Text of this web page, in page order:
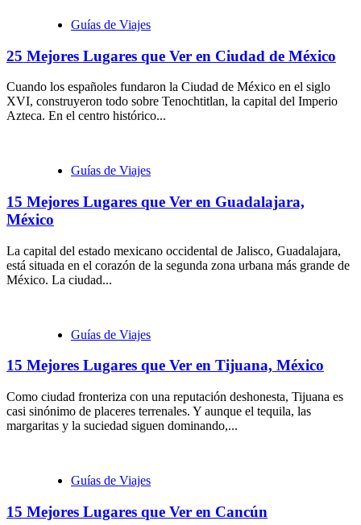
Guías de Viajes
25 Mejores Lugares que Ver en Ciudad de México
Cuando los españoles fundaron la Ciudad de México en el siglo
XVI, construyeron todo sobre Tenochtitlan, la capital del Imperio
Azteca. En el centro histórico...
Guías de Viajes
15 Mejores Lugares que Ver en Guadalajara,
México
La capital del estado mexicano occidental de Jalisco, Guadalajara,
está situada en el corazón de la segunda zona urbana más grande de
México. La ciudad...
Guías de Viajes
15 Mejores Lugares que Ver en Tijuana, México
Como ciudad fronteriza con una reputación deshonesta, Tijuana es
casi sinónimo de placeres terrenales. Y aunque el tequila, las
margaritas y la suciedad siguen dominando,...
Guías de Viajes
15 Mejores Lugares que Ver en Cancún